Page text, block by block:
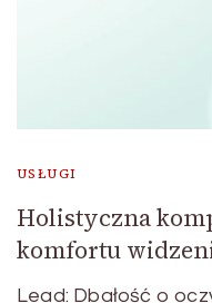
USŁUGI
Holistyczna
komfortu
Lead: Dbałość o